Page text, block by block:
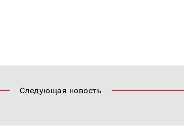
Следующая новость